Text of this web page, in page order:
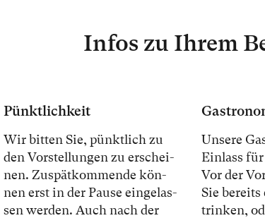
Infos zu Ihrem
Pünktlichkeit
Wir bit­ten Sie, pünkt­lich zu
den Vor­stel­lun­gen zu er­schei­
nen. Zu­spät­kom­men­de kön­
nen erst in der Pau­se ein­ge­las­
sen wer­den. Auch nach der
Un­se­re
Ein­lass
Vor der
Sie be­reits
trin­ken,